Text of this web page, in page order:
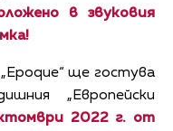
в звуковия
ще гостува
„Европейски
2022 г. от